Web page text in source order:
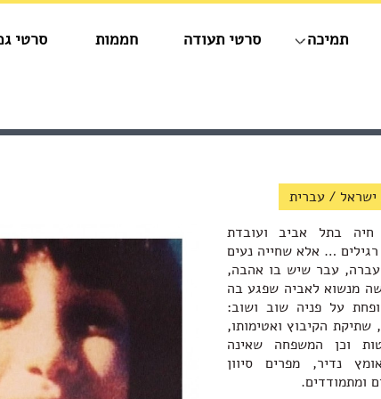
תמיכה סרטי תעודה חממות סרטי
ישראל / עברית
קיבוצניקית בת 22, חיה בתל אביב ועובדת
… אלא שחייה נעים
עברה, עבר שיש בו אהבה,
מנשוא לאביה שפגע בה
על פניה שוב ושוב:
שתיקת הקיבוץ ואטימותו,
וכן המשפחה שאינה
נדיר, מפרים סיוון
ומתמודדים.